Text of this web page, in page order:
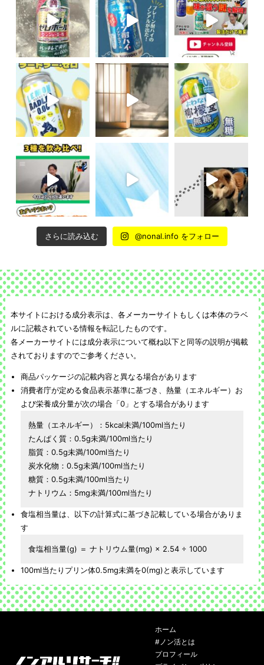
さらに読み込む @nonal.info をフォロー
本サイトにおける成分表示は、各メーカーサイトもしくは本体のラベ
ルに記載されている情報を転記したものです。
各メーカーサイトには成分表示について概ね以下と同等の説明が掲載
されておりますのでご参考ください。
商品パッケージの記載内容と異なる場合があります
消費者庁が定める食品表示基準に基づき、熱量（エネルギー）お
よび栄養成分量が次の場合「0」とする場合があります
熱量（エネルギー）：5kcal未満/100ml当たり
たんぱく質：0.5g未満/100ml当たり
脂質：0.5g未満/100ml当たり
炭水化物：0.5g未満/100ml当たり
糖質：0.5g未満/100ml当たり
ナトリウム：5mg未満/100ml当たり
食塩相当量は、以下の計算式に基づき記載している場合がありま
す
食塩相当量(g) ＝ ナトリウム量(mg) × 2.54 ÷ 1000
100ml当たりプリン体0.5mg未満を0(mg)と表示しています
ホーム
#ノン活とは
プロフィール